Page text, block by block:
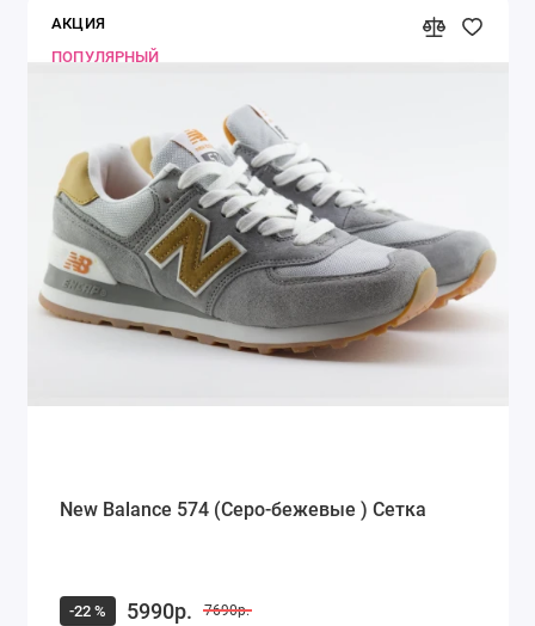
АКЦИЯ
ПОПУЛЯРНЫЙ
New Balance 574 (Серо-бежевые ) Сетка
-22 % 5990р. 7690р.